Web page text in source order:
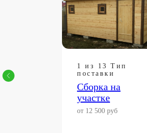
1 из 13 Тип
поставки
Сборка на
участке
от 12 500 руб